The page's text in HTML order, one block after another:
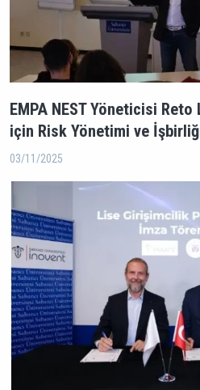
EMPA NEST Yöneticisi
için Risk Yönetimi ve
03/11/2025